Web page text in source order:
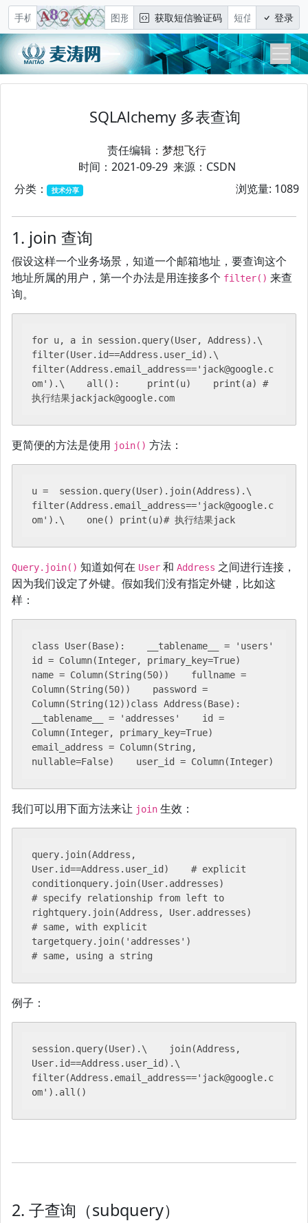
获取短信验证码 登录
SQLAlchemy 多表查询
责任编辑： 梦想飞行
时间：2021-09-29 来源：CSDN
分类：技术分享 浏览量: 1089
1. join 查询
假设这样一个业务场景，知道一个邮箱地址，要查询这个
地址所属的用户，第一个办法是用连接多个 filter() 来查
询。
for u, a in session.query(User, Address).\
filter(User.id==Address.user_id).\
filter(Address.email_address=='jack@google.c
om').\    all():     print(u)    print(a) #
执行结果jackjack@google.com
更简便的方法是使用 join() 方法：
u =  session.query(User).join(Address).\
filter(Address.email_address=='jack@google.c
om').\    one() print(u)# 执行结果jack
Query.join() 知道如何在 User 和 Address 之间进行连接，
因为我们设定了外键。假如我们没有指定外键，比如这
样：
class User(Base):    __tablename__ = 'users'
id = Column(Integer, primary_key=True)
name = Column(String(50))    fullname =
Column(String(50))    password =
Column(String(12))class Address(Base):
__tablename__ = 'addresses'    id =
Column(Integer, primary_key=True)
email_address = Column(String,
nullable=False)    user_id = Column(Integer)
我们可以用下面方法来让 join 生效：
query.join(Address,
User.id==Address.user_id)    # explicit
conditionquery.join(User.addresses)
# specify relationship from left to
rightquery.join(Address, User.addresses)
# same, with explicit
targetquery.join('addresses')
# same, using a string
例子：
session.query(User).\    join(Address,
User.id==Address.user_id).\
filter(Address.email_address=='jack@google.c
om').all()
2. 子查询（subquery）